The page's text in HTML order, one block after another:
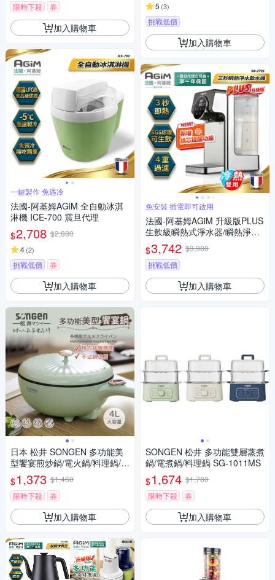
限時下殺
券
加入購物車
一鍵製作 免遇冷
法國-阿基姆AGiM 全自動冰淇
淋機 ICE-700 震旦代理
$2,708 $2,880
4(2)
挑戰低價 券
加入購物車
日本 松井 SONGEN 多功能美
型饗宴煎炒鍋/電火鍋/料理鍋/電
燉鍋/電煮鍋 SG-6023A
$1,373 $1,460
限時下殺
券
加入購物車
5 (3)
挑戰低價
加入購物車
免安裝 插電即可啟用
法國-阿基姆AGiM 升級版PLUS
生飲級瞬熱式淨水器/瞬熱淨水
飲水機/開飲機 IW-2701
$3,742 $3,980
挑戰低價
加入購物車
SONGEN 松井 多功能雙層蒸煮
鍋/電煮鍋/料理鍋 SG-1011MS
$1,674 $1,780
限時下殺
券
加入購物車